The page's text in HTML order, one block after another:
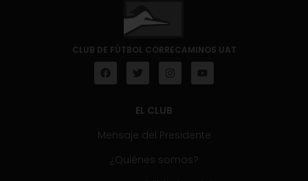
CLUB DE FÚTBOL CORRECAMINOS UAT
EL CLUB
Mensaje del Presidente
¿Quiénes somos?